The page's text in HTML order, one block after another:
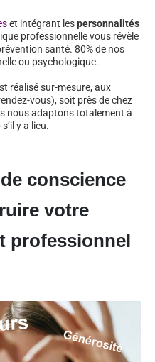
et intégrant lespersonnalités
professionnelle vous révèle
santé. 80% de nos
ou psychologique.
réalisé sur-mesure, aux
vous), soit près de chez
nous adaptons totalement à
y a lieu.
conscience
votre
professionnel